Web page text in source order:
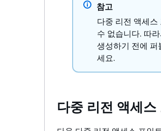
참고
다중 리전 액세
수 없습니다. 따
생성하기 전에
세요.
다중 리전 액세